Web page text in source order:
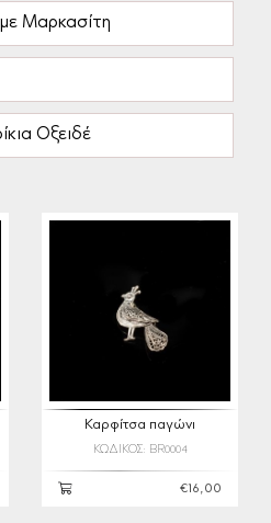
Μαρκασίτη
Οξειδέ
Καρφίτσα παγώνι
ΚΩΔΙΚΟΣ: BR0004
€16,00